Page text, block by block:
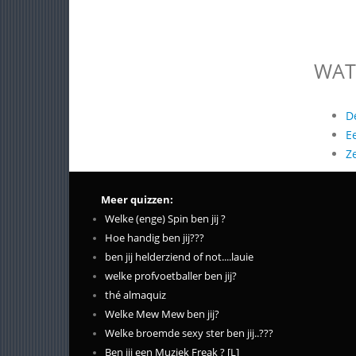
Meer quizzen:
Welke (enge) Spin ben jij ?
Hoe handig ben jij???
ben jij helderziend of not....lauie
welke profvoetballer ben jij?
thé almaquiz
Welke Mew Mew ben jij?
Welke broemde sexy ster ben jij..???
Ben jij een Muziek Freak ? [L]